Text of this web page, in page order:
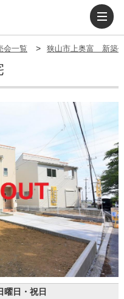
会一覧 狭山市上奥富 新
曜日・祝日